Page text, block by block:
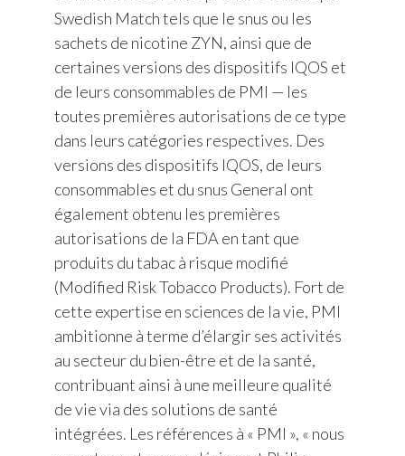
Swedish Match tels que le snus ou les
sachets de nicotine ZYN, ainsi que de
certaines versions des dispositifs IQOS et
de leurs consommables de PMI — les
toutes premières autorisations de ce type
dans leurs catégories respectives. Des
versions des dispositifs IQOS, de leurs
consommables et du snus General ont
également obtenu les premières
autorisations de la FDA en tant que
produits du tabac à risque modifié
(Modified Risk Tobacco Products). Fort de
cette expertise en sciences de la vie, PMI
ambitionne à terme d’élargir ses activités
au secteur du bien-être et de la santé,
contribuant ainsi à une meilleure qualité
de vie via des solutions de santé
intégrées. Les références à « PMI », « nous